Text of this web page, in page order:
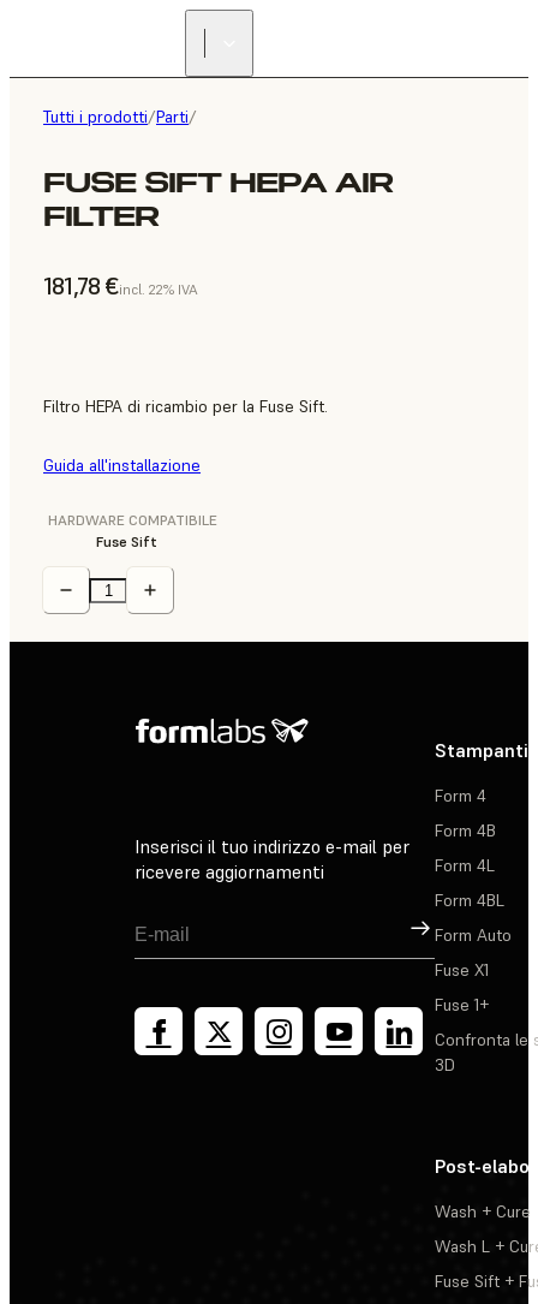
Tutti i prodotti/Parti/
FUSE SIFT HEPA AIR
FILTER
181,78 €incl. 22% IVA
Filtro HEPA di ricambio per la Fuse Sift.
Guida all'installazione
HARDWARE COMPATIBILE
Fuse Sift
Inserisci il tuo indirizzo e-mail per
ricevere aggiornamenti
Registrati
Stampanti
Form 4
Form 4B
Form 4L
Form 4BL
Form Auto
Fuse X1
Fuse 1+
Confronta le
3D
Post-
Wash + Cure
Wash L +
Fuse Sift +